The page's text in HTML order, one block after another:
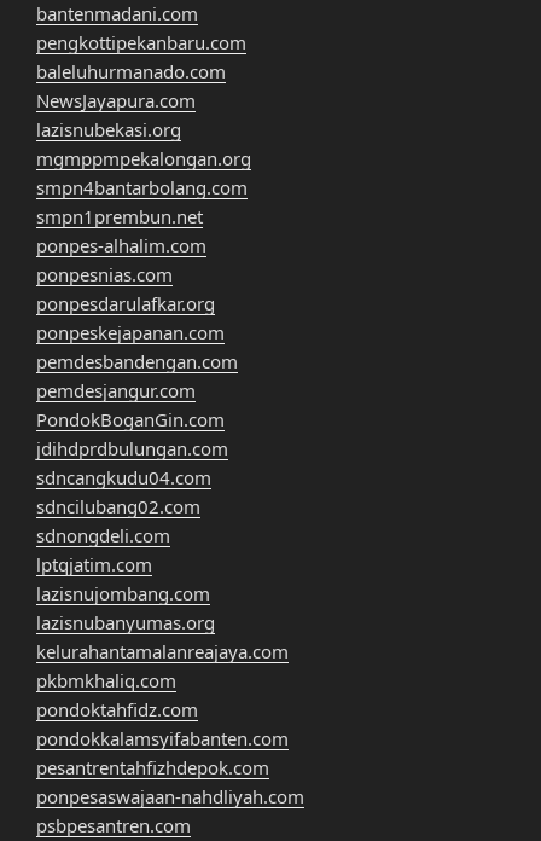
bantenmadani.com
pengkottipekanbaru.com
baleluhurmanado.com
NewsJayapura.com
lazisnubekasi.org
mgmppmpekalongan.org
smpn4bantarbolang.com
smpn1prembun.net
ponpes-alhalim.com
ponpesnias.com
ponpesdarulafkar.org
ponpeskejapanan.com
pemdesbandengan.com
pemdesjangur.com
PondokBoganGin.com
jdihdprdbulungan.com
sdncangkudu04.com
sdncilubang02.com
sdnongdeli.com
lptqjatim.com
lazisnujombang.com
lazisnubanyumas.org
kelurahantamalanreajaya.com
pkbmkhaliq.com
pondoktahfidz.com
pondokkalamsyifabanten.com
pesantrentahfizhdepok.com
ponpesaswajaan-nahdliyah.com
psbpesantren.com